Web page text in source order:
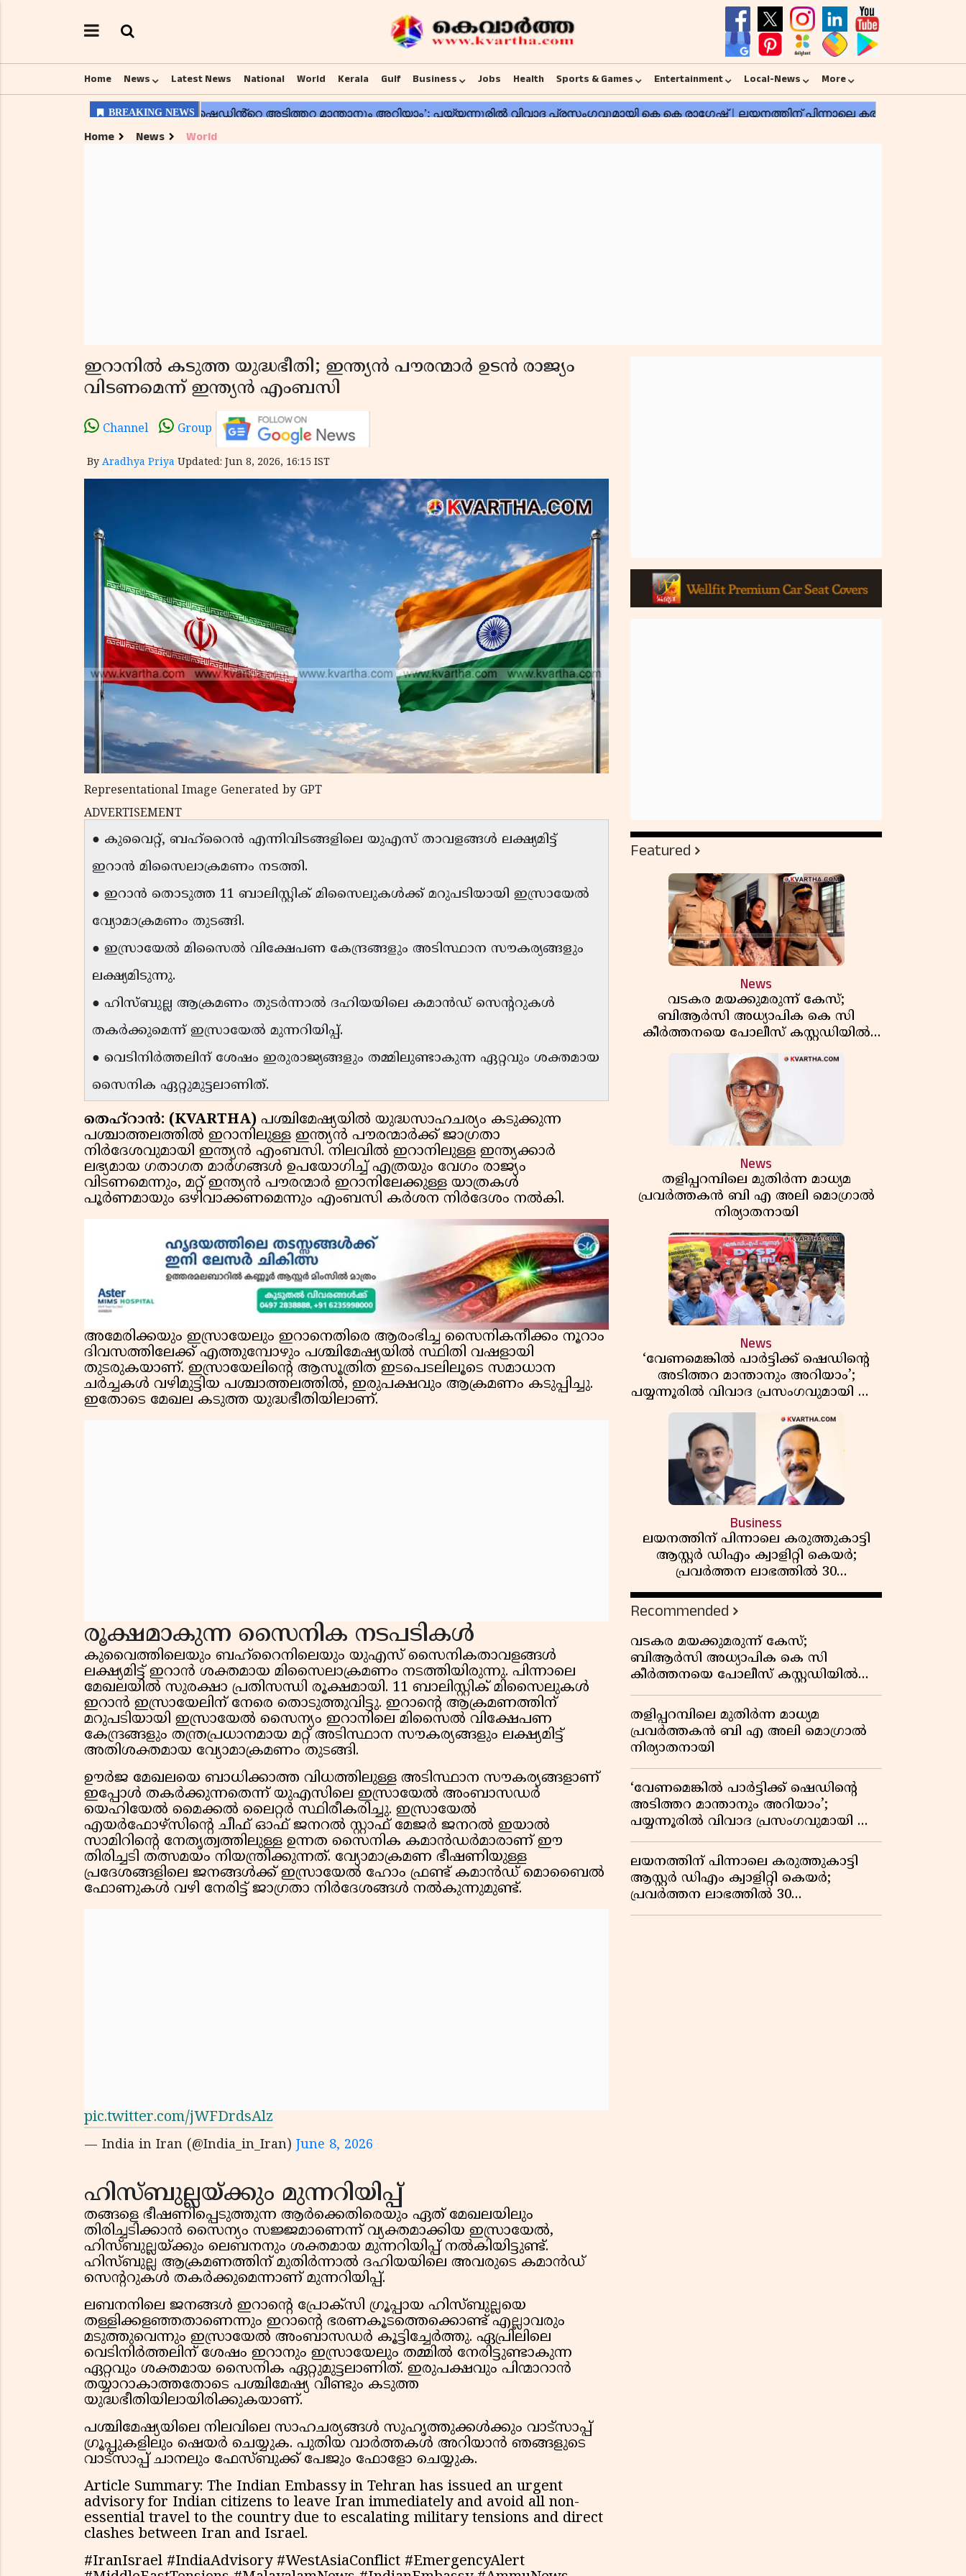
Home News Latest News National World Kerala Gulf Business Jobs Health Sports & Games Entertainment Local-News More
Home News World
ഇറാനിൽ കടുത്ത യുദ്ധഭീതി; ഇന്ത്യൻ പൗരന്മാർ ഉടൻ രാജ്യം
വിടണമെന്ന് ഇന്ത്യൻ എംബസി
Channel Group
By Aradhya Priya Updated: Jun 8, 2026, 16:15 IST
Representational Image Generated by GPT
ADVERTISEMENT
● കുവൈറ്റ്, ബഹ്റൈൻ എന്നിവിടങ്ങളിലെ യുഎസ് താവളങ്ങൾ ലക്ഷ്യമിട്ട്
ഇറാൻ മിസൈലാക്രമണം നടത്തി.
● ഇറാൻ തൊടുത്ത 11 ബാലിസ്റ്റിക് മിസൈലുകൾക്ക് മറുപടിയായി ഇസ്രായേൽ
വ്യോമാക്രമണം തുടങ്ങി.
● ഇസ്രായേൽ മിസൈൽ വിക്ഷേപണ കേന്ദ്രങ്ങളും അടിസ്ഥാന സൗകര്യങ്ങളും
ലക്ഷ്യമിടുന്നു.
● ഹിസ്ബുല്ല ആക്രമണം തുടർന്നാൽ ദഹിയയിലെ കമാൻഡ് സെൻ്ററുകൾ
തകർക്കുമെന്ന് ഇസ്രായേൽ മുന്നറിയിപ്പ്.
● വെടിനിർത്തലിന് ശേഷം ഇരുരാജ്യങ്ങളും തമ്മിലുണ്ടാകുന്ന ഏറ്റവും ശക്തമായ
സൈനിക ഏറ്റുമുട്ടലാണിത്.
തെഹ്റാൻ: (KVARTHA) പശ്ചിമേഷ്യയിൽ യുദ്ധസാഹചര്യം കടുക്കുന്ന
പശ്ചാത്തലത്തിൽ ഇറാനിലുള്ള ഇന്ത്യൻ പൗരന്മാർക്ക് ജാഗ്രതാ
നിർദേശവുമായി ഇന്ത്യൻ എംബസി. നിലവിൽ ഇറാനിലുള്ള ഇന്ത്യക്കാർ
ലഭ്യമായ ഗതാഗത മാർഗങ്ങൾ ഉപയോഗിച്ച് എത്രയും വേഗം രാജ്യം
വിടണമെന്നും, മറ്റ് ഇന്ത്യൻ പൗരന്മാർ ഇറാനിലേക്കുള്ള യാത്രകൾ
പൂർണമായും ഒഴിവാക്കണമെന്നും എംബസി കർശന നിർദേശം നൽകി.
അമേരിക്കയും ഇസ്രായേലും ഇറാനെതിരെ ആരംഭിച്ച സൈനികനീക്കം നൂറാം
ദിവസത്തിലേക്ക് എത്തുമ്പോഴും പശ്ചിമേഷ്യയിൽ സ്ഥിതി വഷളായി
തുടരുകയാണ്. ഇസ്രായേലിൻ്റെ ആസൂത്രിത ഇടപെടലിലൂടെ സമാധാന
ചർച്ചകൾ വഴിമുട്ടിയ പശ്ചാത്തലത്തിൽ, ഇരുപക്ഷവും ആക്രമണം കടുപ്പിച്ചു.
ഇതോടെ മേഖല കടുത്ത യുദ്ധഭീതിയിലാണ്.
രൂക്ഷമാകുന്ന സൈനിക നടപടികൾ
കുവൈത്തിലെയും ബഹ്റൈനിലെയും യുഎസ് സൈനികതാവളങ്ങൾ
ലക്ഷ്യമിട്ട് ഇറാൻ ശക്തമായ മിസൈലാക്രമണം നടത്തിയിരുന്നു. പിന്നാലെ
മേഖലയിൽ സുരക്ഷാ പ്രതിസന്ധി രൂക്ഷമായി. 11 ബാലിസ്റ്റിക് മിസൈലുകൾ
ഇറാൻ ഇസ്രായേലിന് നേരെ തൊടുത്തുവിട്ടു. ഇറാൻ്റെ ആക്രമണത്തിന്
മറുപടിയായി ഇസ്രായേൽ സൈന്യം ഇറാനിലെ മിസൈൽ വിക്ഷേപണ
കേന്ദ്രങ്ങളും തന്ത്രപ്രധാനമായ മറ്റ് അടിസ്ഥാന സൗകര്യങ്ങളും ലക്ഷ്യമിട്ട്
അതിശക്തമായ വ്യോമാക്രമണം തുടങ്ങി.
ഊർജ മേഖലയെ ബാധിക്കാത്ത വിധത്തിലുള്ള അടിസ്ഥാന സൗകര്യങ്ങളാണ്
ഇപ്പോൾ തകർക്കുന്നതെന്ന് യുഎസിലെ ഇസ്രായേൽ അംബാസഡർ
യെഹിയേൽ മൈക്കൽ ലൈറ്റർ സ്ഥിരീകരിച്ചു. ഇസ്രായേൽ
എയർഫോഴ്‌സിൻ്റെ ചീഫ് ഓഫ് ജനറൽ സ്റ്റാഫ് മേജർ ജനറൽ ഇയാൽ
സാമിറിൻ്റെ നേതൃത്വത്തിലുള്ള ഉന്നത സൈനിക കമാൻഡർമാരാണ് ഈ
തിരിച്ചടി തത്സമയം നിയന്ത്രിക്കുന്നത്. വ്യോമാക്രമണ ഭീഷണിയുള്ള
പ്രദേശങ്ങളിലെ ജനങ്ങൾക്ക് ഇസ്രായേൽ ഹോം ഫ്രണ്ട് കമാൻഡ് മൊബൈൽ
ഫോണുകൾ വഴി നേരിട്ട് ജാഗ്രതാ നിർദേശങ്ങൾ നൽകുന്നുമുണ്ട്.
pic.twitter.com/jWFDrdsAlz
— India in Iran (@India_in_Iran) June 8, 2026
ഹിസ്ബുല്ലയ്ക്കും മുന്നറിയിപ്പ്
തങ്ങളെ ഭീഷണിപ്പെടുത്തുന്ന ആർക്കെതിരെയും ഏത് മേഖലയിലും
തിരിച്ചടിക്കാൻ സൈന്യം സജ്ജമാണെന്ന് വ്യക്തമാക്കിയ ഇസ്രായേൽ,
ഹിസ്ബുല്ലയ്ക്കും ലെബനനും ശക്തമായ മുന്നറിയിപ്പ് നൽകിയിട്ടുണ്ട്.
ഹിസ്ബുല്ല ആക്രമണത്തിന് മുതിർന്നാൽ ദഹിയയിലെ അവരുടെ കമാൻഡ്
സെൻ്ററുകൾ തകർക്കുമെന്നാണ് മുന്നറിയിപ്പ്.
ലബനനിലെ ജനങ്ങൾ ഇറാന്റെ പ്രോക്‌സി ഗ്രൂപ്പായ ഹിസ്ബുല്ലയെ
തള്ളിക്കളഞ്ഞതാണെന്നും ഇറാന്റെ ഭരണകൂടത്തെക്കൊണ്ട് എല്ലാവരും
മടുത്തുവെന്നും ഇസ്രായേൽ അംബാസഡർ കൂട്ടിച്ചേർത്തു. ഏപ്രിലിലെ
വെടിനിർത്തലിന് ശേഷം ഇറാനും ഇസ്രായേലും തമ്മിൽ നേരിട്ടുണ്ടാകുന്ന
ഏറ്റവും ശക്തമായ സൈനിക ഏറ്റുമുട്ടലാണിത്. ഇരുപക്ഷവും പിന്മാറാൻ
തയ്യാറാകാത്തതോടെ പശ്ചിമേഷ്യ വീണ്ടും കടുത്ത
യുദ്ധഭീതിയിലായിരിക്കുകയാണ്.
പശ്ചിമേഷ്യയിലെ നിലവിലെ സാഹചര്യങ്ങൾ സുഹൃത്തുക്കൾക്കും വാട്സാപ്പ്
ഗ്രൂപ്പുകളിലും ഷെയർ ചെയ്യുക. പുതിയ വാർത്തകൾ അറിയാൻ ഞങ്ങളുടെ
വാട്സാപ്പ് ചാനലും ഫേസ്ബുക്ക് പേജും ഫോളോ ചെയ്യുക.
Article Summary: The Indian Embassy in Tehran has issued an urgent
advisory for Indian citizens to leave Iran immediately and avoid all non-
essential travel to the country due to escalating military tensions and direct
clashes between Iran and Israel.
#IranIsrael #IndiaAdvisory #WestAsiaConflict #EmergencyAlert
Featured
News
വടകര മയക്കുമരുന്ന് കേസ്;
ബിആർസി അധ്യാപിക കെ സി
കീർത്തനയെ പോലീസ് കസ്റ്റഡിയിൽ
News
തളിപ്പറമ്പിലെ മുതിർന്ന മാധ്യമ
പ്രവർത്തകൻ ബി എ അലി മൊഗ്രാൽ
നിര്യാതനായി
News
‘വേണമെങ്കിൽ പാർട്ടിക്ക് ഷെഡിൻ്റെ
അടിത്തറ മാന്താനും അറിയാം’;
പയ്യന്നൂരിൽ വിവാദ പ്രസംഗവുമായി കെ
കെ രാഗേഷ്
Business
ലയനത്തിന് പിന്നാലെ കരുത്തുകാട്ടി
ആസ്റ്റർ ഡിഎം ക്വാളിറ്റി കെയർ;
പ്രവർത്തന ലാഭത്തിൽ 30
ശതമാനത്തിൻ്റെ വളർച്ച,
വരുമാനത്തിലും ലാഭത്തിലും വൻ
കുതിപ്പ് രേഖപ്പെടുത്തി ആദ്യ പാദ
റിപ്പോർട്ട് പുറത്ത്
Recommended
വടകര മയക്കുമരുന്ന് കേസ്;
ബിആർസി അധ്യാപിക കെ സി
കീർത്തനയെ പോലീസ് കസ്റ്റഡിയിൽ
വിട്ടു
തളിപ്പറമ്പിലെ മുതിർന്ന മാധ്യമ
പ്രവർത്തകൻ ബി എ അലി മൊഗ്രാൽ
നിര്യാതനായി
‘വേണമെങ്കിൽ പാർട്ടിക്ക് ഷെഡിൻ്റെ
അടിത്തറ മാന്താനും അറിയാം’;
പയ്യന്നൂരിൽ വിവാദ പ്രസംഗവുമായി കെ
കെ രാഗേഷ്
ലയനത്തിന് പിന്നാലെ കരുത്തുകാട്ടി
ആസ്റ്റർ ഡിഎം ക്വാളിറ്റി കെയർ;
പ്രവർത്തന ലാഭത്തിൽ 30
ശതമാനത്തിൻ്റെ വളർച്ച,